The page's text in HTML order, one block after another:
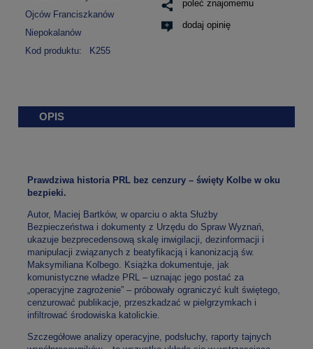
Ojców Franciszkanów
Niepokalanów
Kod produktu:
K255
poleć znajomemu
dodaj opinię
OPIS
Prawdziwa historia PRL bez cenzury – święty Kolbe w oku
bezpieki.
Autor, Maciej Bartków, w oparciu o akta Służby
Bezpieczeństwa i dokumenty z Urzędu do Spraw Wyznań,
ukazuje bezprecedensową skalę inwigilacji, dezinformacji i
manipulacji związanych z beatyfikacją i kanonizacją św.
Maksymiliana Kolbego. Książka dokumentuje, jak
komunistyczne władze PRL – uznając jego postać za
„operacyjne zagrożenie” – próbowały ograniczyć kult świętego,
cenzurować publikacje, przeszkadzać w pielgrzymkach i
infiltrować środowiska katolickie.
Szczegółowe analizy operacyjne, podsłuchy, raporty tajnych